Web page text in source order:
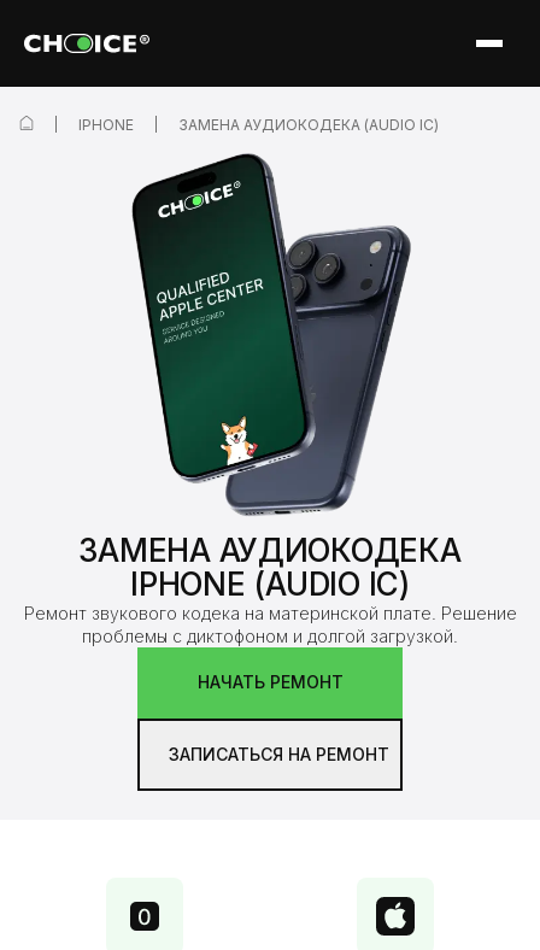
ЗАМЕНА АУДИОКОДЕКА
IPHONE (AUDIO IC)
Ремонт звукового кодека на материнской плате. Решение
проблемы с диктофоном и долгой загрузкой.
НАЧАТЬ РЕМОНТ
ЗАПИСАТЬСЯ НА РЕМОНТ
IPHONE ЗАМЕНА АУДИОКОДЕКА (AUDIO IC)